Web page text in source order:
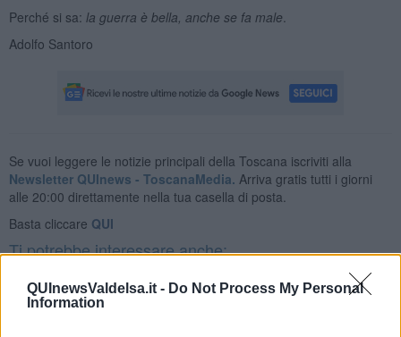
QUInewsValdelsa.it - Do Not Process My Personal
Information
Perché si sa: la guerra è bella, anche se fa male
Adolfo Santoro
Se vuoi leggere le notizie principali della Toscana iscriviti alla
Newsletter QUInews - ToscanaMedia. Arriva gratis tutti i giorni
alle 20:00 direttamente nella tua casella di posta.
Basta cliccare QUI
Ti potrebbe interessare anche:
Articoli dal Blog “Disincantato” di Adolfo Santoro
​Un esempio di civismo